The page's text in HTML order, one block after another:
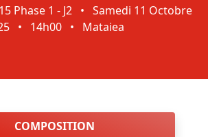
Phase 1 - J2 • Samedi 11 Octobre
• 14h00 • Mataiea
COMPOSITION